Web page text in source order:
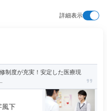
詳細表示
制度が充実！安定した医療現
風下